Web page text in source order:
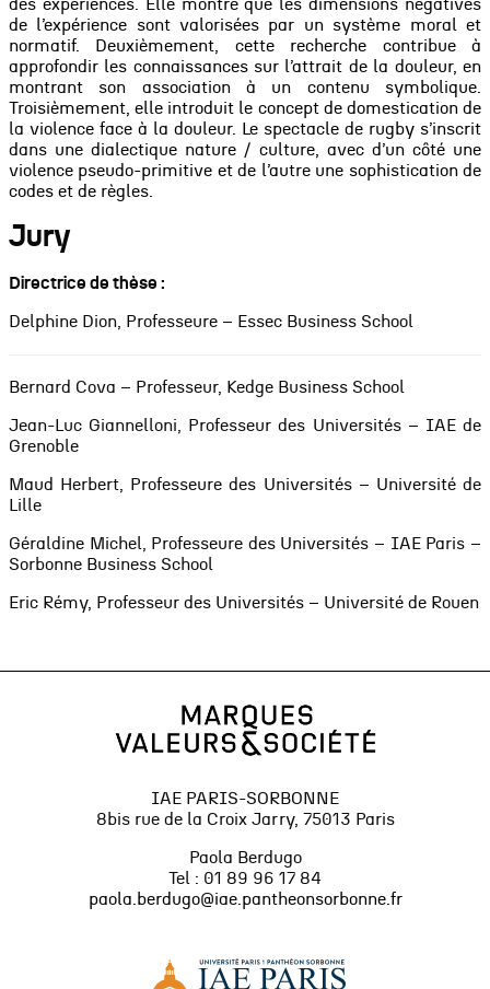
des expériences. Elle montre que les dimensions négatives
de l’expérience sont valorisées par un système moral et
normatif. Deuxièmement, cette recherche contribue à
approfondir les connaissances sur l’attrait de la douleur, en
montrant son association à un contenu symbolique.
Troisièmement, elle introduit le concept de domestication de
la violence face à la douleur. Le spectacle de rugby s’inscrit
dans une dialectique nature / culture, avec d’un côté une
violence pseudo-primitive et de l’autre une sophistication de
codes et de règles.
Jury
Directrice de thèse :
Delphine Dion, Professeure – Essec Business School
Bernard Cova – Professeur, Kedge Business School
Jean-Luc Giannelloni, Professeur des Universités – IAE de
Grenoble
Maud Herbert, Professeure des Universités – Université de
Lille
Géraldine Michel, Professeure des Universités – IAE Paris –
Sorbonne Business School
Eric Rémy, Professeur des Universités – Université de Rouen
IAE PARIS-SORBONNE
8bis rue de la Croix Jarry, 75013 Paris
Paola Berdugo
Tel : 01 89 96 17 84
paola.berdugo@iae.pantheonsorbonne.fr